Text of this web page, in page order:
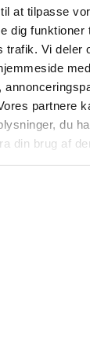
at tilpasse
dig
trafik. Vi deler
partnere
du
din brug af
her sættes
og
Det er ikke
denne
vedligeholdes